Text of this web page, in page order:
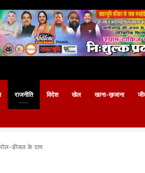
राजनीति विदेश खेल खाना-ख़जाना
डीजल के दाम